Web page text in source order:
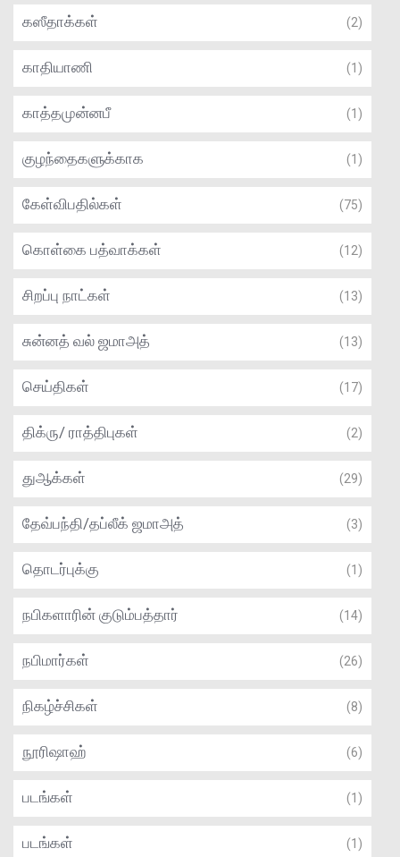
கஸீதாக்கள் (2)
காதியாணி (1)
காத்தமுன்னபீ (1)
குழந்தைகளுக்காக (1)
கேள்விபதில்கள் (75)
கொள்கை பத்வாக்கள் (12)
சிறப்பு நாட்கள் (13)
சுன்னத் வல் ஜமாஅத் (13)
செய்திகள் (17)
திக்ரு/ ராத்திபுகள் (2)
துஆக்கள் (29)
தேவ்பந்தி/தப்லீக் ஜமாஅத் (3)
தொடர்புக்கு (1)
நபிகளாரின் குடும்பத்தார் (14)
நபிமார்கள் (26)
நிகழ்ச்சிகள் (8)
நூரிஷாஹ் (6)
படங்கள் (1)
படங்கள் (1)